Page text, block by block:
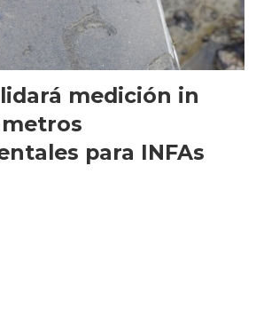
medición in
para INFAs